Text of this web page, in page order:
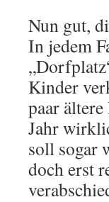
Nun gut,
In jedem
Kinder
paar
Jahr
soll sogar
doch erst